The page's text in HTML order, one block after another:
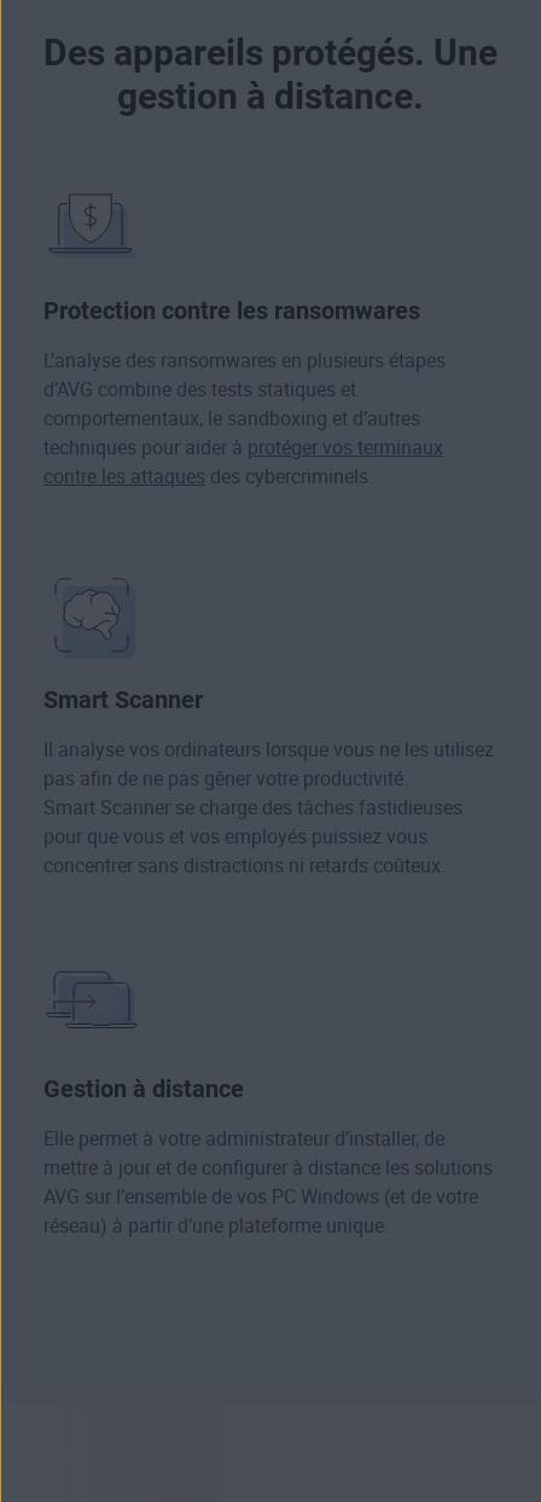
Des appareils protégés. Une
gestion à distance.
Protection contre les ransomwares
L’analyse des ransomwares en plusieurs étapes
d’AVG combine des tests statiques et
comportementaux, le sandboxing et d’autres
techniques pour aider à protéger vos terminaux
contre les attaques des cybercriminels.
Smart Scanner
Il analyse vos ordinateurs lorsque vous ne les utilisez
pas afin de ne pas gêner votre productivité.
Smart Scanner se charge des tâches fastidieuses
pour que vous et vos employés puissiez vous
concentrer sans distractions ni retards coûteux.
Gestion à distance
Elle permet à votre administrateur d’installer, de
mettre à jour et de configurer à distance les solutions
AVG sur l’ensemble de vos PC Windows (et de votre
réseau) à partir d’une plateforme unique.